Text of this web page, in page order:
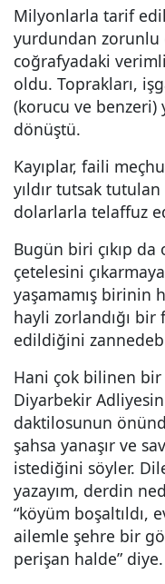
Milyonlarla tarif
yurdundan zorunlu
coğrafyadaki
oldu. Toprakları,
(korucu ve benzeri)
dönüştü.
Kayıplar, faili
yıldır tutsak
dolarlarla telaffuz
Bugün biri çıkıp da
çetelesini
yaşamamış birinin
hayli zorlandığı
edildiğini
Hani çok bilinen bir
Diyarbekir
daktilosunun
şahsa yanaşır ve
istediğini söyler.
yazayım, derdin
“köyüm boşaltıldı,
ailemle şehre bir
perişan halde” diye.